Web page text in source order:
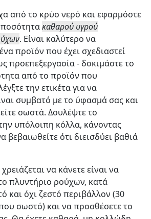
από το κρύο νερό και εφαρμόστε
καθαρού υγρού
. Είναι καλύτερο να
προϊόν που έχει σχεδιαστεί
προεπεξεργασία - δοκιμάστε το
από το προϊόν που
την ετικέτα για να
συμβατό με το ύφασμά σας και
σωστά. Δουλέψτε το
υπόλοιπη κόλλα, κάνοντας
βεβαιωθείτε ότι διεισδύει βαθιά
να κάνετε είναι να
πλυντήριο ρούχων, κατά
και όχι ζεστό περιβάλλον (30
σωστό) και να προσθέσετε το